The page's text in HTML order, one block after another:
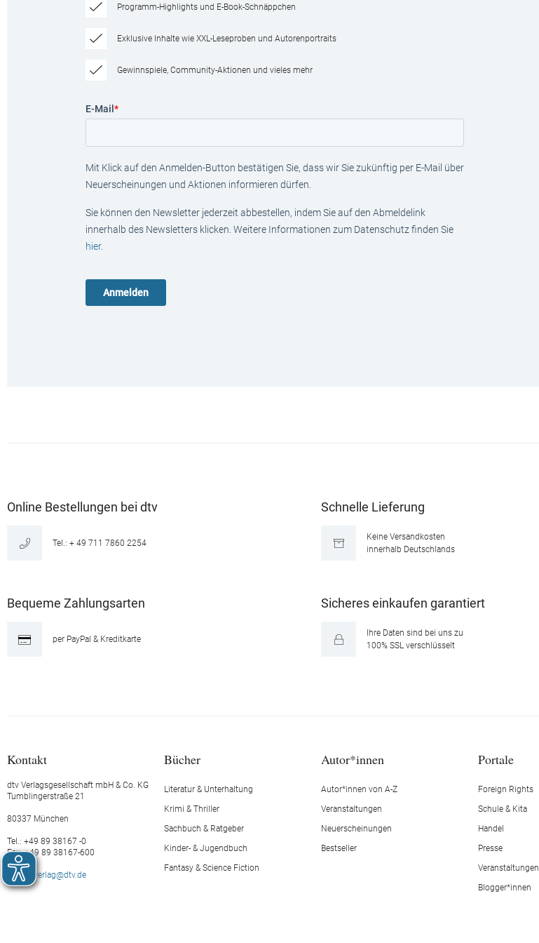
Programm-Highlights und E-Book-Schnäppchen
Exklusive Inhalte wie XXL-Leseproben und Autorenportraits
Gewinnspiele, Community-Aktionen und vieles mehr
E-Mail *
Mit Klick auf den Anmelden-Button bestätigen Sie, dass wir Sie zukünftig per E-Mail über
Neuerscheinungen und Aktionen informieren dürfen.
Sie können den Newsletter jederzeit abbestellen, indem Sie auf den Abmeldelink
innerhalb des Newsletters klicken. Weitere Informationen zum Datenschutz finden Sie
hier.
Online Bestellungen bei dtv
Tel.: + 49 711 7860 2254
Schnelle Lieferung
Keine Versandkosten
innerhalb Deutschlands
Bequeme Zahlungsarten
per PayPal & Kreditkarte
Sicheres einkaufen garantiert
Ihre Daten sind bei uns zu
100% SSL verschlüsselt
Kontakt
dtv Verlagsgesellschaft mbH & Co. KG
Tumblingerstraße 21
80337 München
Tel.: +49 89 38167 -0
Fax: +49 89 38167-600
E-Mail: verlag@dtv.de
Bücher
Literatur & Unterhaltung
Krimi & Thriller
Sachbuch & Ratgeber
Kinder- & Jugendbuch
Fantasy & Science Fiction
Autor*innen
Autor*innen von A-Z
Veranstaltungen
Neuerscheinungen
Bestseller
Portale
Foreign Rights
Schule & Kita
Handel
Presse
Veranstaltungen
Blogger*innen